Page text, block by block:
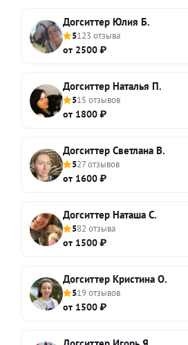
Догситтер Юлия Б.
5123 отзыва
от 2500 ₽
Догситтер Наталья П.
515 отзывов
от 1800 ₽
Догситтер Светлана В.
527 отзывов
от 1600 ₽
Догситтер Наташа С.
582 отзыва
от 1500 ₽
Догситтер Кристина О.
519 отзывов
от 1500 ₽